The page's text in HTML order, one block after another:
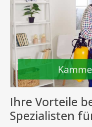
Ihre Vorteile
Spezialisten